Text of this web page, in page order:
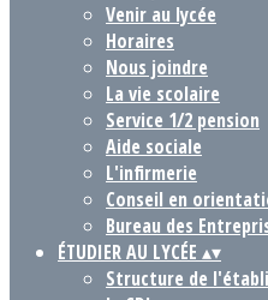
Venir au lycée
Horaires
Nous joindre
La vie scolaire
Service 1/2 pension
Aide sociale
L'infirmerie
Conseil en
Bureau des
ÉTUDIER AU LYCÉE ▴▾
Structure de